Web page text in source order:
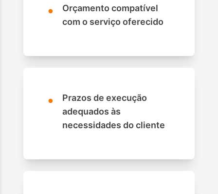
•
Orçamento compatível
com o serviço oferecido
•
Prazos de execução
adequados às
necessidades do cliente